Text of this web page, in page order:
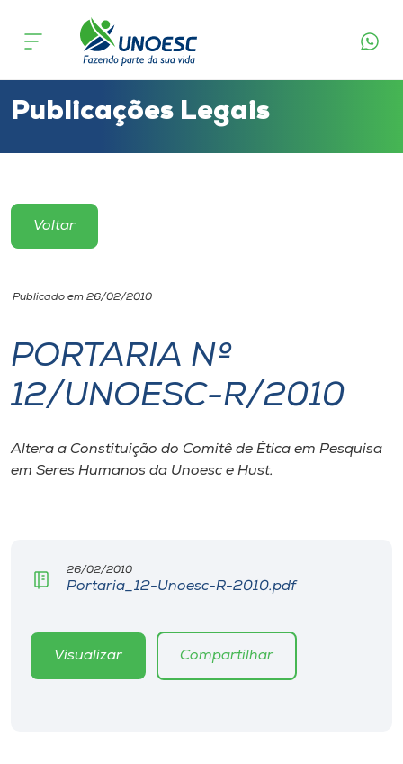
Cursos
Atendimento ao Estudante
Portal de Ensino
Unoesc
Internacionalização
I.nova
Biblioteca
Publicações Legais
Voltar
Publicado em 26/02/2010
PORTARIA Nº
12/UNOESC-R/2010
Altera a Constituição do Comitê de Ética em Pesquisa
em Seres Humanos da Unoesc e Hust.
26/02/2010
Portaria_12-Unoesc-R-2010.pdf
Visualizar Compartilhar